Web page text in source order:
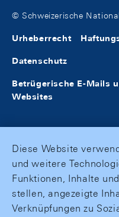
© Schweizerische
Urheberrecht
Datenschutz
Betrügerische E-Mails
Websites
Diese Website
und weitere
Funktionen, Inhalte
stellen, angezeigte
Verknüpfungen zu